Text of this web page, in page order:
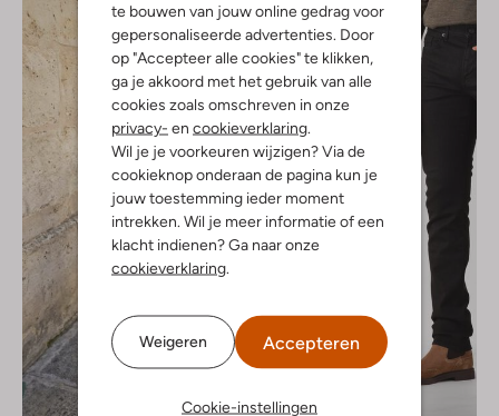
te bouwen van jouw online gedrag voor
gepersonaliseerde advertenties. Door
op "Accepteer alle cookies" te klikken,
ga je akkoord met het gebruik van alle
cookies zoals omschreven in onze
privacy- en cookieverklaring
Wil je je voorkeuren wijzigen? Via de
cookieknop onderaan de pagina kun je
jouw toestemming ieder moment
intrekken. Wil je meer informatie of een
klacht indienen? Ga naar onze
cookieverklaring
Weigeren Accepteren
Cookie-instellingen